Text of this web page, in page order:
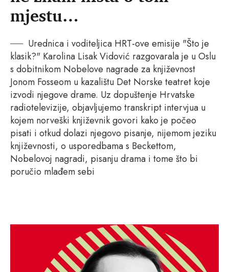
mjestu…
Urednica i voditeljica HRT-ove emisije "Što je
klasik?" Karolina Lisak Vidović razgovarala je u Oslu
s dobitnikom Nobelove nagrade za književnost
Jonom Fosseom u kazalištu Det Norske teatret koje
izvodi njegove drame. Uz dopuštenje Hrvatske
radiotelevizije, objavljujemo transkript intervjua u
kojem norveški književnik govori kako je počeo
pisati i otkud dolazi njegovo pisanje, nijemom jeziku
književnosti, o usporedbama s Beckettom,
Nobelovoj nagradi, pisanju drama i tome što bi
poručio mlađem sebi